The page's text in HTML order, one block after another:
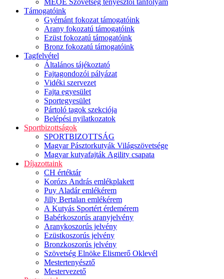
MEOE Szövetség tenyésztői tanfolyam
Támogatóink
Gyémánt fokozat támogatóink
Arany fokozatú támogatóink
Ezüst fokozatú támogatóink
Bronz fokozatú támogatóink
Tagfelvétel
Általános tájékoztató
Fajtagondozói pályázat
Vidéki szervezet
Fajta egyesület
Sportegyesület
Pártoló tagok szekciója
Belépési nyilatkozatok
Sportbizottságok
SPORTBIZOTTSÁG
Magyar Pásztorkutyák Világszövetsége
Magyar kutyafajták Agility csapata
Díjazottaink
CH értéktár
Korózs András emlékplakett
Puy Aladár emlékérem
Jilly Bertalan emlékérem
A Kutyás Sportért érdemérem
Babérkoszorús aranyjelvény
Aranykoszorús jelvény
Ezüstkoszorús jelvény
Bronzkoszorús jelvény
Szövetség Elnöke Elismerő Oklevél
Mestertenyésztő
Mestervezető